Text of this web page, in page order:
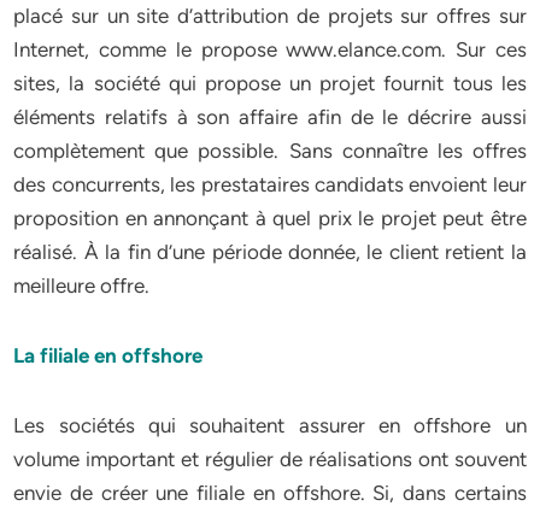
placé sur un site d’attribution de projets sur offres sur
Internet, comme le propose www.elance.com. Sur ces
sites, la société qui propose un projet fournit tous les
éléments relatifs à son affaire afin de le décrire aussi
complètement que possible. Sans connaître les offres
des concurrents, les prestataires candidats envoient leur
proposition en annonçant à quel prix le projet peut être
réalisé. À la fin d’une période donnée, le client retient la
meilleure offre.
La filiale en offshore
Les sociétés qui souhaitent assurer en offshore un
volume important et régulier de réalisations ont souvent
envie de créer une filiale en offshore. Si, dans certains